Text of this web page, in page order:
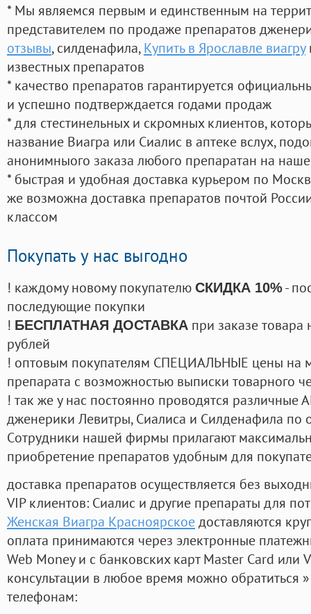
* Мы являемся первым и единственным на
представителем по продаже препаратов
отзывы, силденафила, Купить в Ярославле виагру
известных препаратов
* качество препаратов гарантируется
и успешно подтверждается годами продаж
* для стестинельных и скромных клиентов,
название Виагра или Сиалис в аптеке вслух,
анонимныого заказа любого препаратан на
* быстрая и удобная доставка курьером по
же возможна доставка препаратов почтой
классом
Покупать у нас выгодно
! каждому новому покупателю СКИДКА 10%-
последующие покупки
! БЕСПЛАТНАЯ ДОСТАВКА при заказе
рублей
! оптовым покупателям СПЕЦИАЛЬНЫЕ цены на
препарата с возможностью выписки товарного
! так же у нас постоянно проводятся
дженерики Левитры, Сиалиса и Силденафила по
Cотрудники нашей фирмы прилагают
приобретение препаратов удобным для
доставка препаратов осуществляется без
VIP клиентов: Сиалис и другие препараты для
Женская Виагра Красноярскоедоставляются
оплата принимаются через электронные
Web Money и с банковских карт Master Card или
консультации в любое время можно обратиться
телефонам: